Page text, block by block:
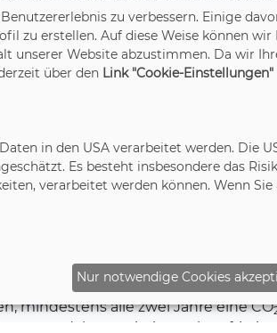
des Unternehmens nach dem
wurden sowohl Scope-1 und Scope-
Scope-3 Emissionen betrachtet. Auf
Standard MW Sachal Wind Power
und „Verified Carbon Standard
Brasilien“ ausgeglichen. Somit
an der Initiative
mindestens alle zwei Jahre eine CO
zu verbessern. Einige
zu erstellen. Auf diese Weise können wir
unserer Website abzustimmen. Da wir
über den Link "Cookie-Einstellungen"
in den USA verarbeitet werden. Die
Es besteht insbesondere das
verarbeitet werden können. Wenn
Nur notwendige Cookies